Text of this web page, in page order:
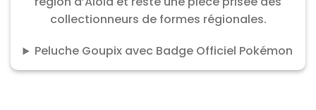
collectionneurs de formes régionales.
Peluche Goupix avec Badge Officiel Pokémon